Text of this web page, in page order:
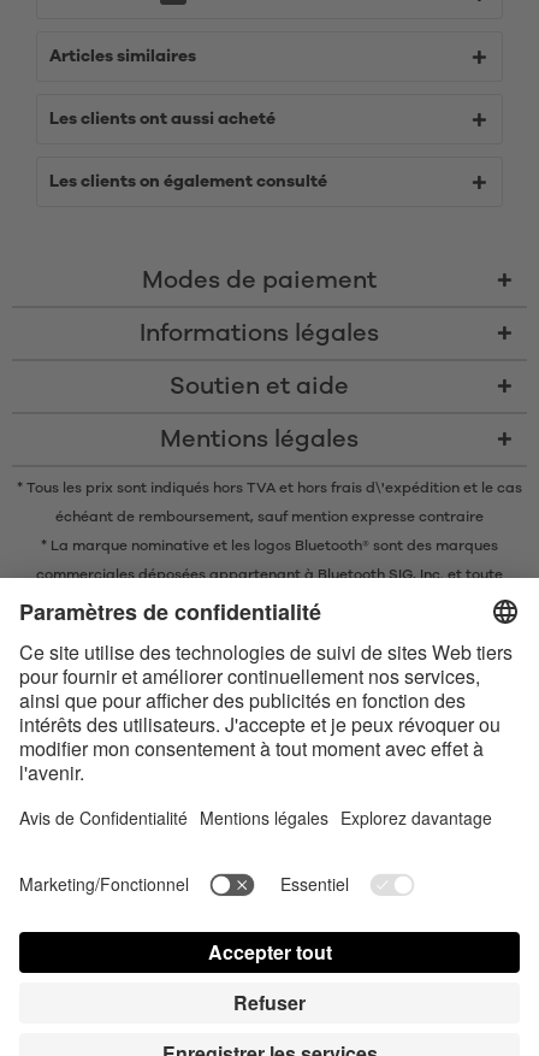
Articles similaires
Les clients ont aussi acheté
Les clients on également consulté
Modes de paiement
Informations légales
Soutien et aide
Mentions légales
* Tous les prix sont indiqués hors TVA et hors frais d\'expédition et le cas
échéant de remboursement, sauf mention expresse contraire
* La marque nominative et les logos Bluetooth® sont des marques
commerciales déposées appartenant à Bluetooth SIG, Inc. et toute
utilisation de ces marques par EIS GmbH est soumise à une licence.
Satisfyer Connect App Legal notice
Satisfyer Connect App Terms and Conditions
Frais de livraison Partner Portal